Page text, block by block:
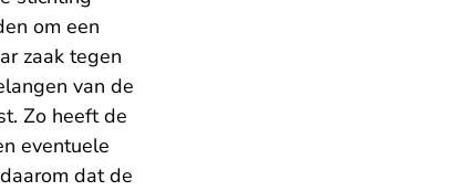
om een
zaak tegen
van de
Zo heeft de
eventuele
dat de